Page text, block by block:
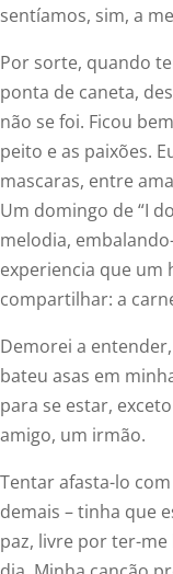
sentíamos, sim, a
Por sorte, quando
ponta de caneta,
não se foi. Ficou
peito e as paixões.
mascaras, entre
Um domingo de “I
melodia,
experiencia que um
compartilhar: a
Demorei a
bateu asas em
para se estar,
amigo, um irmão.
Tentar afasta-lo
demais – tinha que
paz, livre por ter-